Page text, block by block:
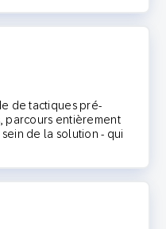
de tactiques pré-
parcours entièrement
de la solution - qui